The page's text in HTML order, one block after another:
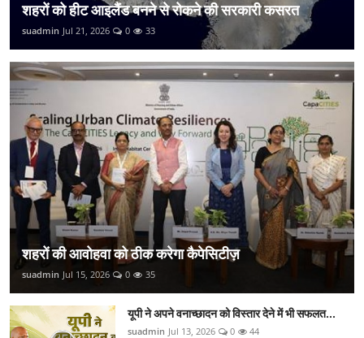
शहरों को हीट आइलैंड बनने से रोकने की सरकारी कसरत
suadmin Jul 21, 2026 0 33
शहरों की आवोहवा को ठीक करेगा कैपेसिटीज़
suadmin Jul 15, 2026 0 35
यूपी ने अपने वनाच्छादन को विस्तार देने में भी सफलत...
suadmin Jul 13, 2026 0 44